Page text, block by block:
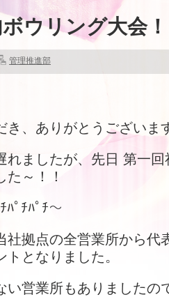
ウリング大会
管理推進部
き、ありがとうございま
れましたが、先日 第一
た～！！
ﾊﾟﾁﾊﾟﾁ～
社拠点の全営業所から代
となりました。
い営業所もありましたの